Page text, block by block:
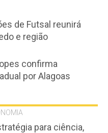
de Futsal reunirá
e região
confirma
por Alagoas
para ciência,